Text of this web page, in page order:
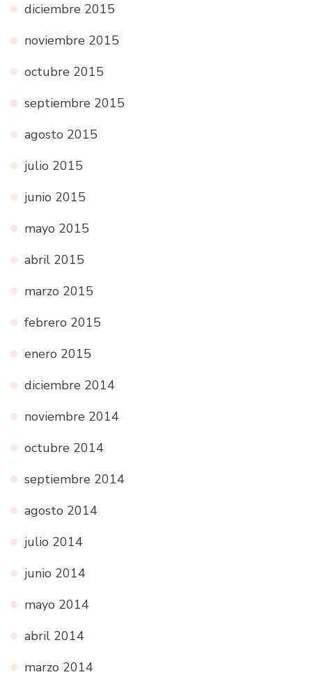
diciembre 2015
noviembre 2015
octubre 2015
septiembre 2015
agosto 2015
julio 2015
junio 2015
mayo 2015
abril 2015
marzo 2015
febrero 2015
enero 2015
diciembre 2014
noviembre 2014
octubre 2014
septiembre 2014
agosto 2014
julio 2014
junio 2014
mayo 2014
abril 2014
marzo 2014